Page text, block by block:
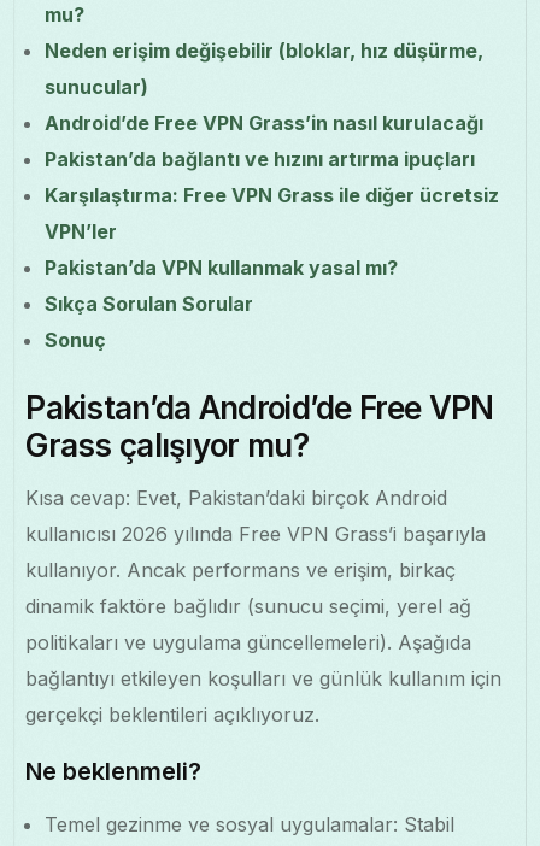
mu?
Neden erişim değişebilir (bloklar, hız düşürme,
sunucular)
Android’de Free VPN Grass’in nasıl kurulacağı
Pakistan’da bağlantı ve hızını artırma ipuçları
Karşılaştırma: Free VPN Grass ile diğer ücretsiz
VPN’ler
Pakistan’da VPN kullanmak yasal mı?
Sıkça Sorulan Sorular
Sonuç
Pakistan’da Android’de Free VPN
Grass çalışıyor mu?
Kısa cevap: Evet, Pakistan’daki birçok Android
kullanıcısı 2026 yılında Free VPN Grass’i başarıyla
kullanıyor. Ancak performans ve erişim, birkaç
dinamik faktöre bağlıdır (sunucu seçimi, yerel ağ
politikaları ve uygulama güncellemeleri). Aşağıda
bağlantıyı etkileyen koşulları ve günlük kullanım için
gerçekçi beklentileri açıklıyoruz.
Ne beklenmeli?
Temel gezinme ve sosyal uygulamalar: Stabil